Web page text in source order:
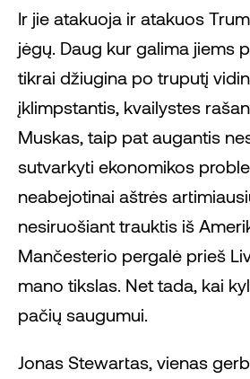
Ir jie atakuoja ir atakuos
jėgų. Daug kur galima jiems
tikrai džiugina po truputį
įklimpstantis, kvailystes
Muskas, taip pat augantis
sutvarkyti ekonomikos
neabejotinai aštrės
nesiruošiant trauktis iš
Mančesterio pergalė prieš
mano tikslas. Net tada, kai
pačių saugumui.
Jonas Stewartas, vienas